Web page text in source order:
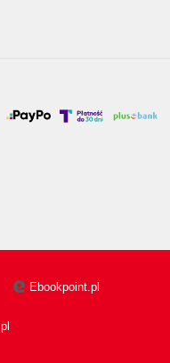
Ebookpoint.pl